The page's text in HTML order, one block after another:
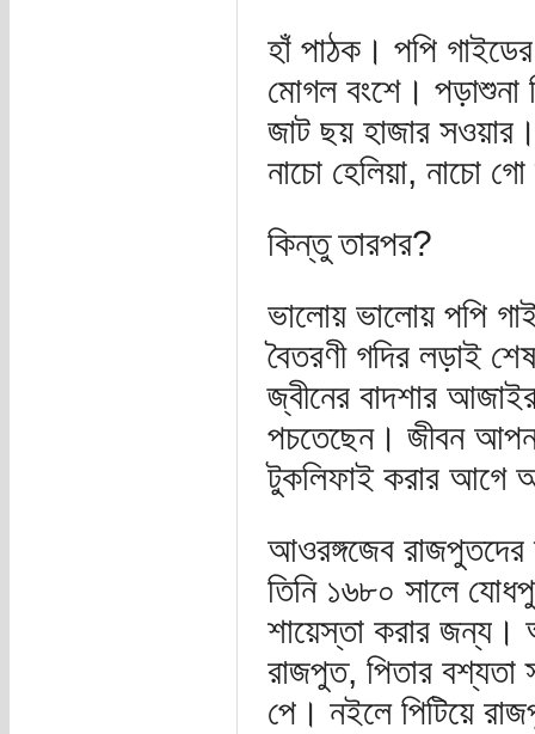
হাঁ পাঠক। পপি
মোগল বংশে।
জাট ছয় হাজার
নাচো হেলিয়া, নাচো
কিন্তু তারপর?
ভালোয় ভালোয় পপি
বৈতরণী গদির লড়াই
জ্বীনের বাদশার
পচতেছেন। জীবন
টুকলিফাই করার আগে
আওরঙ্গজেব
তিনি ১৬৮০ সালে
শায়েস্তা করার জন্য।
রাজপুত, পিতার
পে। নইলে পিটিয়ে